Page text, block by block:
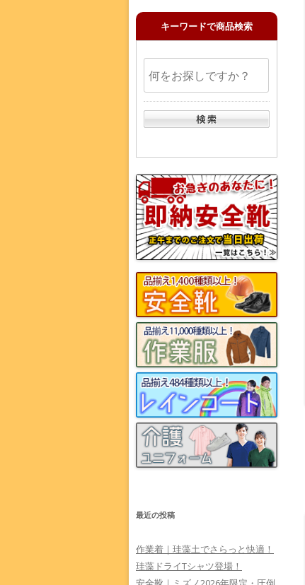
キーワードで商品検索
最近の投稿
作業着｜珪藻土でさらっと快適！
珪藻ドライTシャツ登場！